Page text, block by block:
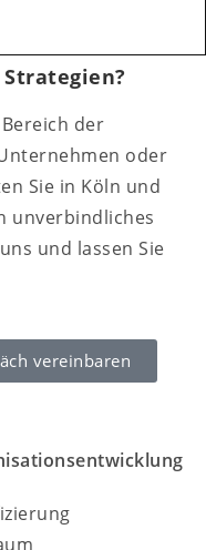
der
oder
Sie in Köln und
unverbindliches
und lassen Sie
vereinbaren